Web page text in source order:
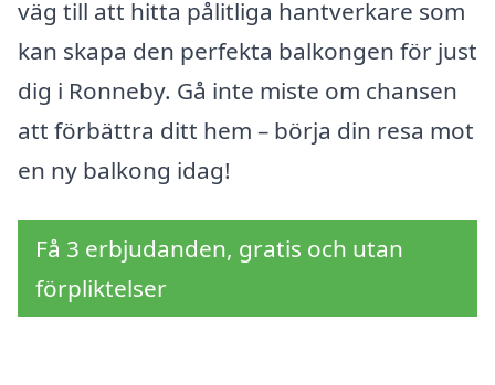
väg till att hitta pålitliga hantverkare som
kan skapa den perfekta balkongen för just
dig i Ronneby. Gå inte miste om chansen
att förbättra ditt hem – börja din resa mot
en ny balkong idag!
Få 3 erbjudanden, gratis och utan
förpliktelser